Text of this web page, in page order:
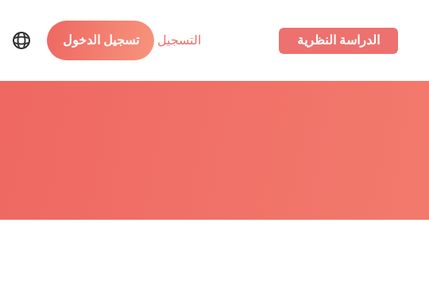
الدراسة النظرية التسجيل تسجيل الدخول